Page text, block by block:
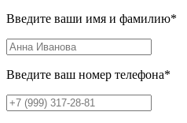
Введите ваши имя и фамилию*
Введите ваш номер телефона*